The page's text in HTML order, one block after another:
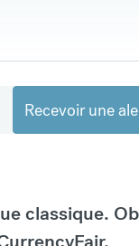
Recevoir une
classique.